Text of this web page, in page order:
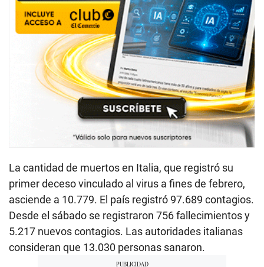
La cantidad de muertos en Italia, que registró su
primer deceso vinculado al virus a fines de febrero,
asciende a 10.779. El país registró 97.689 contagios.
Desde el sábado se registraron 756 fallecimientos y
5.217 nuevos contagios. Las autoridades italianas
consideran que 13.030 personas sanaron.